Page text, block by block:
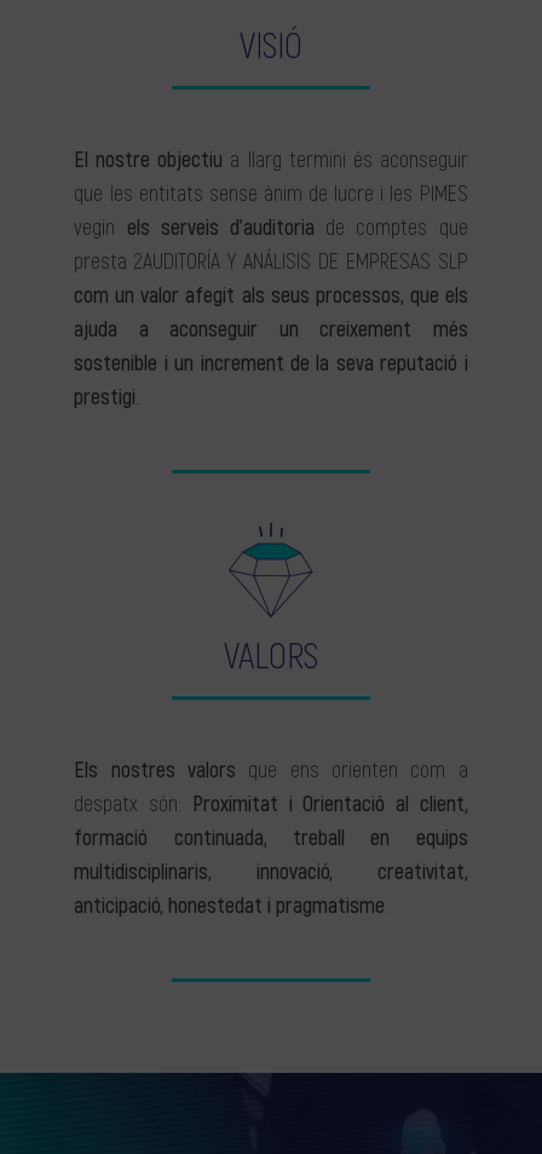
VISIÓ
El nostre objectiu a llarg termini és aconseguir
que les entitats sense ànim de lucre i les PIMES
vegin els serveis d’auditoria de comptes que
presta 2AUDITORÍA Y ANÁLISIS DE EMPRESAS SLP
com un valor afegit als seus processos, que els
ajuda a aconseguir un creixement més
sostenible i un increment de la seva reputació i
prestigi.
VALORS
Els nostres valors que ens orienten com a
despatx són: Proximitat i Orientació al client,
formació continuada, treball en equips
multidisciplinaris, innovació, creativitat,
anticipació, honestedat i pragmatisme.